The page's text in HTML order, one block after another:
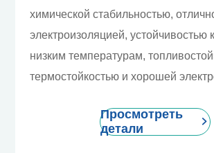
химической стабильностью,
электроизоляцией, устойчивостью
низким температурам,
термостойкостью и хорошей
Просмотреть
детали
